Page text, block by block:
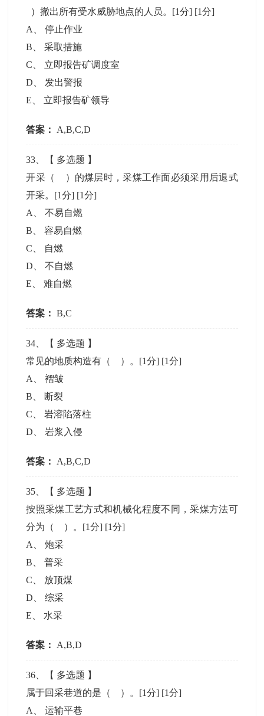
）撤出所有受水威胁地点的人员。[1分] [1分]
A
、停止作业
B 、采取措施
C
立即报告矿调度室
D
发出警报
E
立即报告矿领导
答案： A,B,C,D
33 、【 多选题 】
开采（ ）的煤层时，采煤工作面必须采用后退式
开采。[1分] [1分]
A
、不易自燃
B 、容易自燃
C
自燃
D 、不自燃
E 、难自燃
答案： B,C
34 、【 多选题 】
常见的地质构造有（ ）。[1分] [1分]
A
、褶皱
B
断裂
C 、岩溶陷落柱
D 、岩浆入侵
答案： A,B,C,D
35 、【 多选题 】
按照采煤工艺方式和机械化程度不同，采煤方法可
分为（ ）。[1分] [1分]
A
、炮采
B 、普采
C
放顶煤
D 、综采
E
水采
答案： A,B,D
36 、【 多选题 】
属于回采巷道的是（ ）。[1分] [1分]
A
、运输平巷